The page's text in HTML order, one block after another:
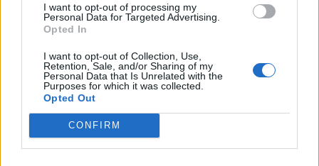
I want to opt-out of processing my
Personal Data for Targeted Advertising.
Opted In
I want to opt-out of Collection, Use,
Retention, Sale, and/or Sharing of my
Personal Data that Is Unrelated with the
Purposes for which it was collected.
Opted Out
CONFIRM